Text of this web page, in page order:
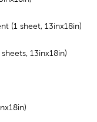
(1 sheet, 13inx18in)
13inx18in)